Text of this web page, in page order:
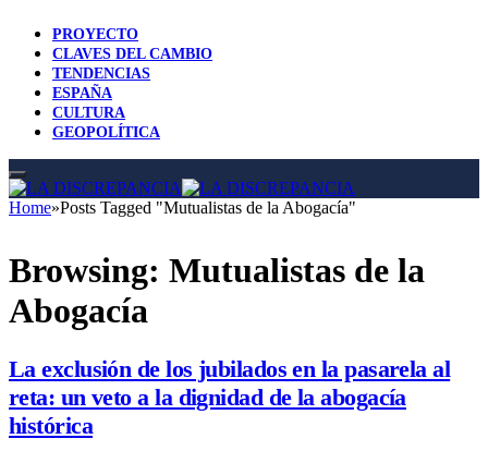
PROYECTO
CLAVES DEL CAMBIO
TENDENCIAS
ESPAÑA
CULTURA
GEOPOLÍTICA
Home»Posts Tagged "Mutualistas de la Abogacía"
Browsing: Mutualistas de la
Abogacía
La exclusión de los jubilados en la pasarela al
reta: un veto a la dignidad de la abogacía
histórica